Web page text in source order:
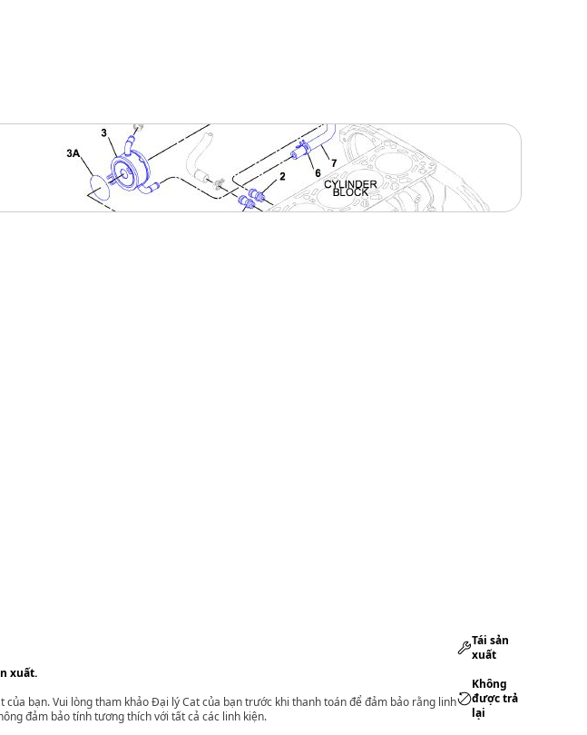
xuất.
bạn. Vui lòng tham khảo Đại lý Cat của bạn trước khi thanh toán để đảm bảo rằng linh
đảm bảo tính tương thích với tất cả các linh kiện.
Tái sản
xuất
Không
được trả
lại